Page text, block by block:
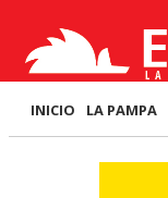
INICIO LA PAMPA